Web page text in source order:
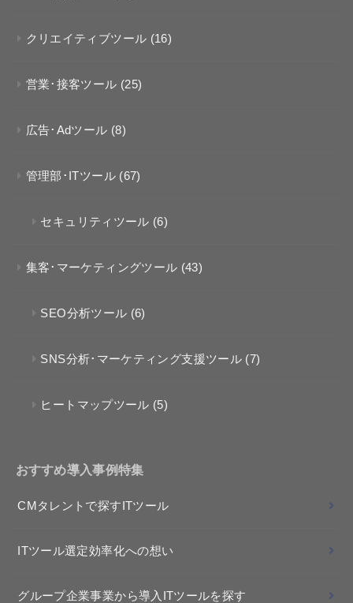
クリエイティブツール (16)
営業･接客ツール (25)
広告･Adツール (8)
管理部･ITツール (67)
セキュリティツール (6)
集客･マーケティングツール (43)
SEO分析ツール (6)
SNS分析･マーケティング支援ツール (7)
ヒートマップツール (5)
おすすめ導入事例特集
CMタレントで探すITツール
ITツール選定効率化への想い
グループ企業事業から導入ITツールを探す